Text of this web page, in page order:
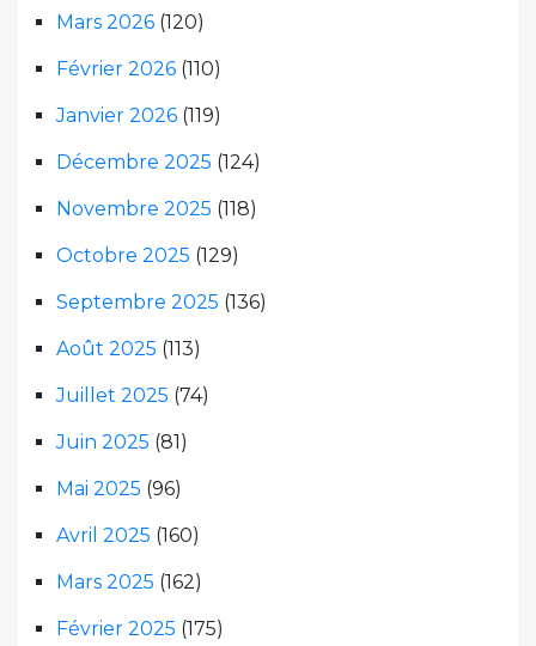
Mars 2026 (120)
Février 2026 (110)
Janvier 2026 (119)
Décembre 2025 (124)
Novembre 2025 (118)
Octobre 2025 (129)
Septembre 2025 (136)
Août 2025 (113)
Juillet 2025 (74)
Juin 2025 (81)
Mai 2025 (96)
Avril 2025 (160)
Mars 2025 (162)
Février 2025 (175)